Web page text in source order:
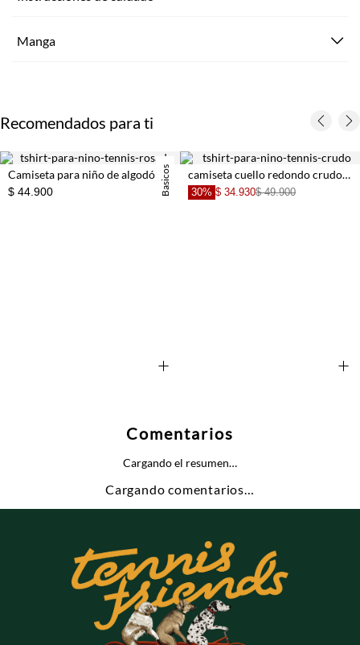
Manga
Recomendados para ti
Basicos
Camiseta para niño de algodón rosa regular fit con bordado de raquetas camiseta cuello redondo crudo para niño
$ 34.930 $ 49.900 30%
Comentarios
Cargando el resumen…
Cargando comentarios…